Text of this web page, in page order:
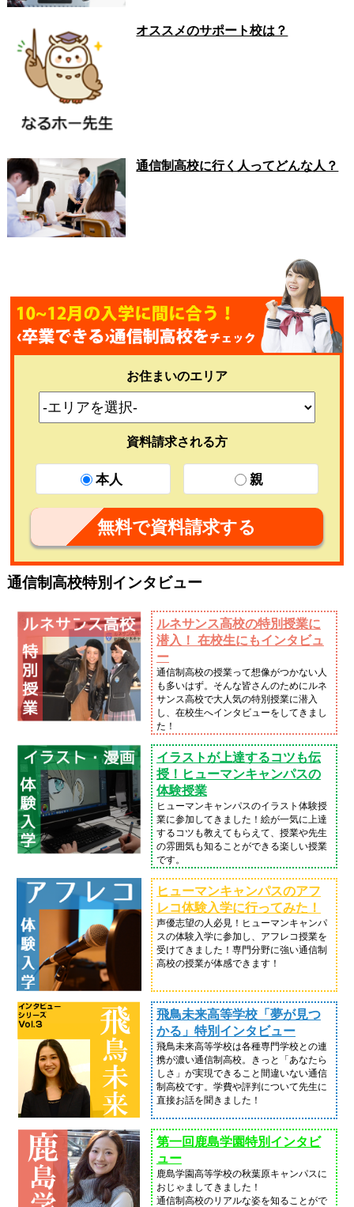
オススメのサポート校は？
通信制高校に行く人ってどんな人？
お住まいのエリア
資料請求される方
本人 親
無料で資料請求する
通信制高校特別インタビュー
ルネサンス高校の特別授業に
潜入！ 在校生にもインタビュ
ー
通信制高校の授業って想像がつかない人
も多いはず。そんな皆さんのためにルネ
サンス高校で大人気の特別授業に潜入
し、在校生へインタビューをしてきまし
た！
イラストが上達するコツも伝
授！ヒューマンキャンパスの
体験授業
ヒューマンキャンパスのイラスト体験授
業に参加してきました！絵が一気に上達
するコツも教えてもらえて、授業や先生
の雰囲気も知ることができる楽しい授業
です。
ヒューマンキャンパスのアフ
レコ体験入学に行ってみた！
声優志望の人必見！ヒューマンキャンパ
スの体験入学に参加し、アフレコ授業を
受けてきました！専門分野に強い通信制
高校の授業が体感できます！
飛鳥未来高等学校「夢が見つ
かる」特別インタビュー
飛鳥未来高等学校は各種専門学校との連
携が濃い通信制高校。きっと「あなたら
しさ」が実現できること間違いない通信
制高校です。学費や評判について先生に
直接お話を聞きました！
第一回鹿島学園特別インタビ
ュー
鹿島学園高等学校の秋葉原キャンパスに
おじゃましてきました！
通信制高校のリアルな姿を知ることがで